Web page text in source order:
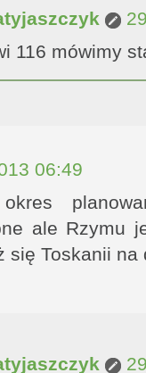
116 mówimy
06:49
ale Rzymu
się Toskanii